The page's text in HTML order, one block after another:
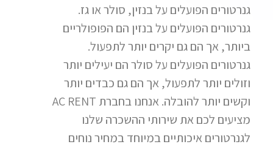
גנרטורים הפועלים על בנזין, סולר או גז.
גנרטורים הפועלים על בנזין הם הפופולריים
ביותר, אך הם גם יקרים יותר לתפעול.
גנרטורים הפועלים על סולר הם יעילים יותר
וזולים יותר לתפעול, אך הם גם כבדים יותר
וקשים יותר להובלה. אנחנו בחברת AC RENT
מציעים לכם את שירותי ההשכרה שלנו
לגנרטורים איכותיים במיוחד במחיר נוחים